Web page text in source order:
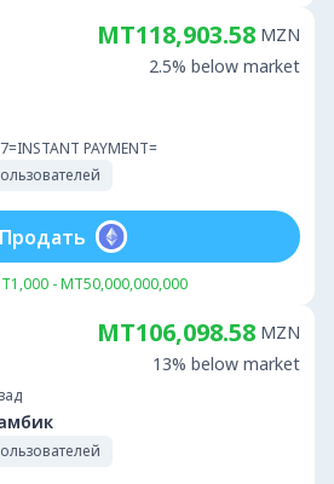
PAYMENT=
MT118,903.58 MZN
2.5% below market
- MT50,000,000,000
Продать
MT106,098.58 MZN
13% below market